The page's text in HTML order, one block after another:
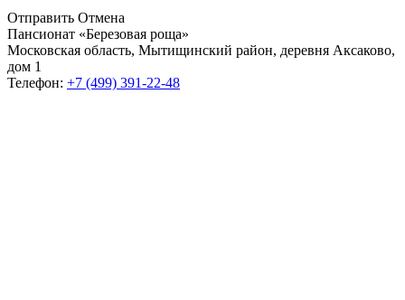
Отправить Отмена
Пансионат «Березовая роща»
Московская область, Мытищинский район, деревня Аксаково,
дом 1
Телефон: +7 (499) 391-22-48